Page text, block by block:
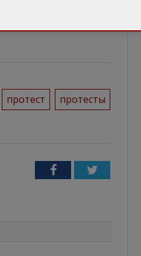
«Блоги» та
протест
протесты
FacebookTwitter